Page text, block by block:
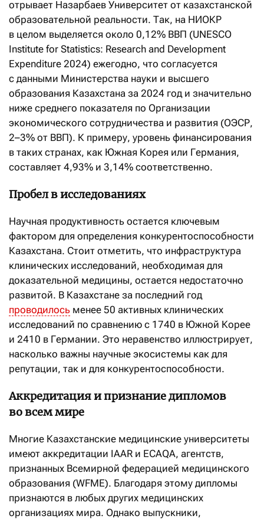
отрывает Назарбаев Университет от казахстанской
образовательной реальности. Так, на НИОКР
в целом выделяется около 0,12% ВВП (UNESCO
Institute for Statistics: Research and Development
Expenditure 2024) ежегодно, что согласуется
с данными Министерства науки и высшего
образования Казахстана за 2024 год и значительно
ниже среднего показателя по Организации
экономического сотрудничества и развития (ОЭСР,
2–3% от ВВП). К примеру, уровень финансирования
в таких странах, как Южная Корея или Германия,
составляет 4,93% и 3,14% соответственно.
Пробел в исследованиях
Научная продуктивность остается ключевым
фактором для определения конкурентоспособности
Казахстана. Стоит отметить, что инфраструктура
клинических исследований, необходимая для
доказательной медицины, остается недостаточно
развитой. В Казахстане за последний год
проводилось менее 50 активных клинических
исследований по сравнению с 1740 в Южной Корее
и 2410 в Германии. Это неравенство иллюстрирует,
насколько важны научные экосистемы как для
репутации, так и для конкурентоспособности.
Аккредитация и признание дипломов
во всем мире
Многие Казахстанские медицинские университеты
имеют аккредитации IAAR и ECAQA, агентств,
признанных Всемирной федерацией медицинского
образования (WFME). Благодаря этому дипломы
признаются в любых других медицинских
организациях мира. Однако выпускники,